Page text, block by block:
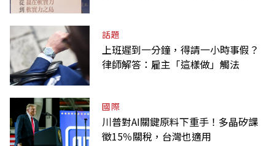
話題
上班遲到一分鐘，得請一小時事假？
律師解答：雇主「這樣做」觸法
國際
川普對AI關鍵原料下重手！多晶矽課
徵15％關稅，台灣也適用